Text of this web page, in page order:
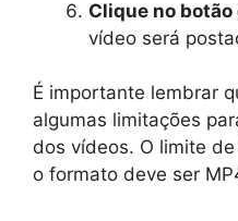
Clique no
vídeo será
É importante lembrar
algumas limitações
dos vídeos. O limite
o formato deve ser